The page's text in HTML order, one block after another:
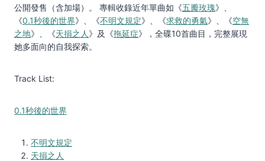
公開發售（含加場）。 專輯收錄近年單曲如《五瓣玫瑰》、
《0.1秒後的世界》、《不明文規定》、《求救的勇氣》、《空無
之地》、《天損之人 》及《拖延症》，全碟10首曲目，完整展現
她多面向的自我探索。
Track List:
0.1秒後的世界
不明文規定
天損之人